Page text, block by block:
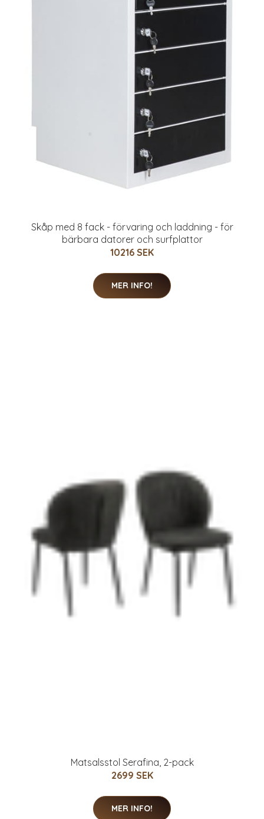
Skåp med 8 fack - förvaring och laddning - för
bärbara datorer och surfplattor
10216 SEK
MER INFO!
Matsalsstol Serafina, 2-pack
2699 SEK
MER INFO!